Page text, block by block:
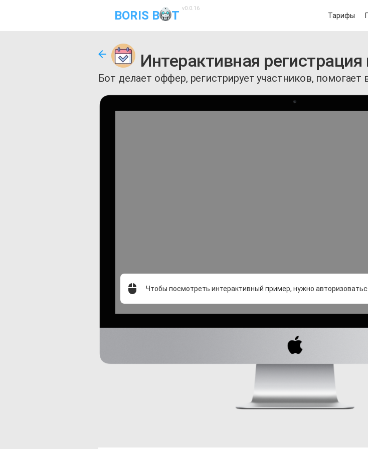
BORIS B T
v0.0.16
Тарифы
Интерактивная
Бот делает оффер, регистрирует участников,
Чтобы посмотреть интерактивный пример, нужно